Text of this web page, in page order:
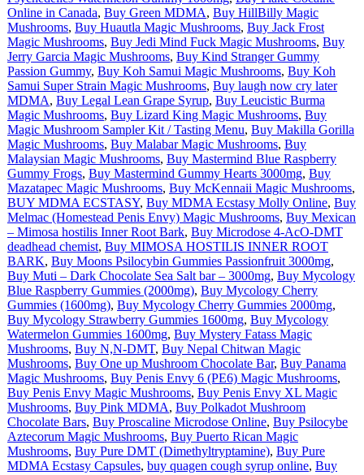
Online in Canada, Buy Green MDMA, Buy HillBilly Magic
Mushrooms, Buy Huautla Magic Mushrooms, Buy Jack Frost
Magic Mushrooms, Buy Jedi Mind Fuck Magic Mushrooms, Buy
Jerry Garcia Magic Mushrooms, Buy Kind Stranger Gummy
Passion Gummy, Buy Koh Samui Magic Mushrooms, Buy Koh
Samui Super Strain Magic Mushrooms, Buy laugh now cry later
MDMA, Buy Legal Lean Grape Syrup, Buy Leucistic Burma
Magic Mushrooms, Buy Lizard King Magic Mushrooms, Buy
Magic Mushroom Sampler Kit / Tasting Menu, Buy Makilla Gorilla
Magic Mushrooms, Buy Malabar Magic Mushrooms, Buy
Malaysian Magic Mushrooms, Buy Mastermind Blue Raspberry
Gummy Frogs, Buy Mastermind Gummy Hearts 3000mg, Buy
Mazatapec Magic Mushrooms, Buy McKennaii Magic Mushrooms,
BUY MDMA ECSTASY, Buy MDMA Ecstasy Molly Online, Buy
Melmac (Homestead Penis Envy) Magic Mushrooms, Buy Mexican
– Mimosa hostilis Inner Root Bark, Buy Microdose 4-AcO-DMT
deadhead chemist, Buy MIMOSA HOSTILIS INNER ROOT
BARK, Buy Moons Psilocybin Gummies Passionfruit 3000mg,
Buy Muti – Dark Chocolate Sea Salt bar – 3000mg, Buy Mycology
Blue Raspberry Gummies (2000mg), Buy Mycology Cherry
Gummies (1600mg), Buy Mycology Cherry Gummies 2000mg,
Buy Mycology Strawberry Gummies 1600mg, Buy Mycology
Watermelon Gummies 1600mg, Buy Mystery Fatass Magic
Mushrooms, Buy N,N-DMT, Buy Nepal Chitwan Magic
Mushrooms, Buy One up Mushroom Chocolate Bar, Buy Panama
Magic Mushrooms, Buy Penis Envy 6 (PE6) Magic Mushrooms,
Buy Penis Envy Magic Mushrooms, Buy Penis Envy XL Magic
Mushrooms, Buy Pink MDMA, Buy Polkadot Mushroom
Chocolate Bars, Buy Proscaline Microdose Online, Buy Psilocybe
Aztecorum Magic Mushrooms, Buy Puerto Rican Magic
Mushrooms, Buy Pure DMT (Dimethyltryptamine), Buy Pure
MDMA Ecstasy Capsules, buy quagen cough syrup online, Buy